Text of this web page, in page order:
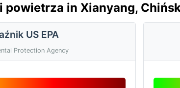
powietrza in Xianyang,
US EPA
Protection Agency